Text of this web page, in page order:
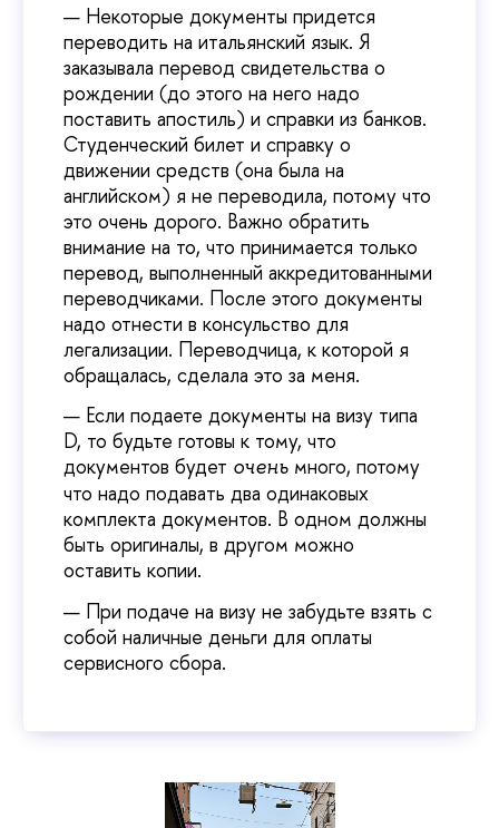
Некоторые документы придется
переводить на итальянский язык. Я
заказывала перевод свидетельства о
рождении (до этого на него надо
поставить апостиль) и справки из банков.
Студенческий билет и справку о
движении средств (она была на
английском) я не переводила, потому что
это очень дорого. Важно обратить
внимание на то, что принимается только
перевод, выполненный аккредитованными
переводчиками. После этого документы
надо отнести в консульство для
легализации. Переводчица, к которой я
обращалась, сделала это за меня.
Если подаете документы на визу типа
D, то будьте готовы к тому, что
документов будет очень много, потому
что надо подавать два одинаковых
комплекта документов. В одном должны
быть оригиналы, в другом можно
оставить копии.
При подаче на визу не забудьте взять с
собой наличные деньги для оплаты
сервисного сбора.